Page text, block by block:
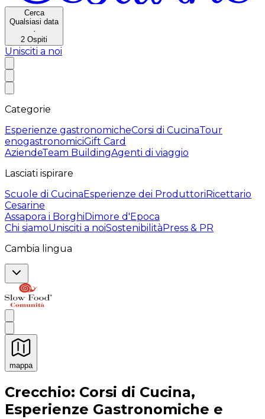
Cerca
Qualsiasi data
·
2 Ospiti
Unisciti a noi
Categorie
Esperienze gastronomicheCorsi di CucinaTour
enogastronomiciGift Card
AziendeTeam BuildingAgenti di viaggio
Lasciati ispirare
Scuole di CucinaEsperienze dei ProduttoriRicettario
Cesarine
Assapora i BorghiDimore d'Epoca
Chi siamoUnisciti a noiSostenibilitàPress & PR
Cambia lingua
mappa
Esperienze culinarie indimenticabili: Esperienze
Crecchio: Corsi di Cucina,
Esperienze Gastronomiche e